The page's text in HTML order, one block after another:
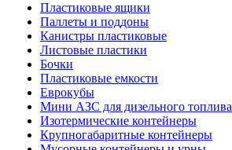
Пластиковые ящики
Паллеты и поддоны
Канистры пластиковые
Листовые пластики
Бочки
Пластиковые емкости
Еврокубы
Мини АЗС для дизельного топлива
Изотермические контейнеры
Крупногабаритные контейнеры